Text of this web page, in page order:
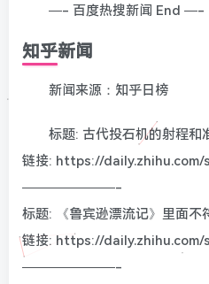
—- 百度热搜新闻 End —-
知乎新闻
新闻来源：知乎日榜
标题: 古代投石机的射程和
链接: https://
———————-
标题: 《鲁宾逊漂流记》里面不
链接: https://
———————-